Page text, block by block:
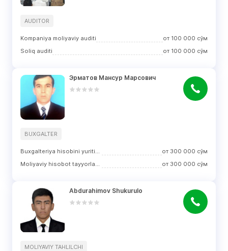
AUDITOR
Kompaniya moliyaviy auditi от 100 000 сўм
Soliq auditi
от 100 000 сўм
Эрматов Мансур Марсович
BUXGALTER
Buxgalteriya hisobini yuritish от 300 000 сўм
Moliyaviy hisobot tayyorlash
от 300 000 сўм
Abdurahimov Shukurulo
MOLIYAVIY TAHLILCHI